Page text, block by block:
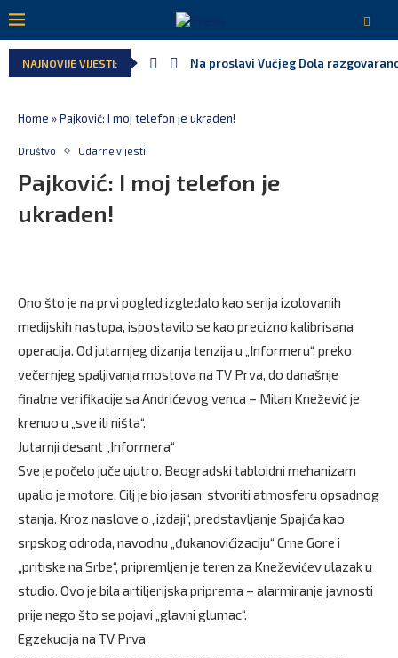
NAJNOVIJE VIJESTI: Na proslavi Vučjeg Dola
Home »Pajković: I moj telefon je ukraden!
Društvo Udarne vijesti
Pajković: I moj telefon je
ukraden!
Ono što je na prvi pogled izgledalo kao serija izolovanih
medijskih nastupa, ispostavilo se kao precizno kalibrisana
operacija. Od jutarnjeg dizanja tenzija u „Informeru“, preko
večernjeg spaljivanja mostova na TV Prva, do današnje
finalne verifikacije sa Andrićevog venca – Milan Knežević je
krenuo u „sve ili ništa“.
Jutarnji desant „Informera“
Sve je počelo juče ujutro. Beogradski tabloidni mehanizam
upalio je motore. Cilj je bio jasan: stvoriti atmosferu opsadnog
stanja. Kroz naslove o „izdaji“, predstavljanje Spajića kao
srpskog odroda, navodnu „đukanovićizaciju“ Crne Gore i
„pritiske na Srbe“, pripremljen je teren za Kneževićev ulazak u
studio. Ovo je bila artiljerijska priprema – alarmiranje javnosti
prije nego što se pojavi „glavni glumac“.
Egzekucija na TV Prva